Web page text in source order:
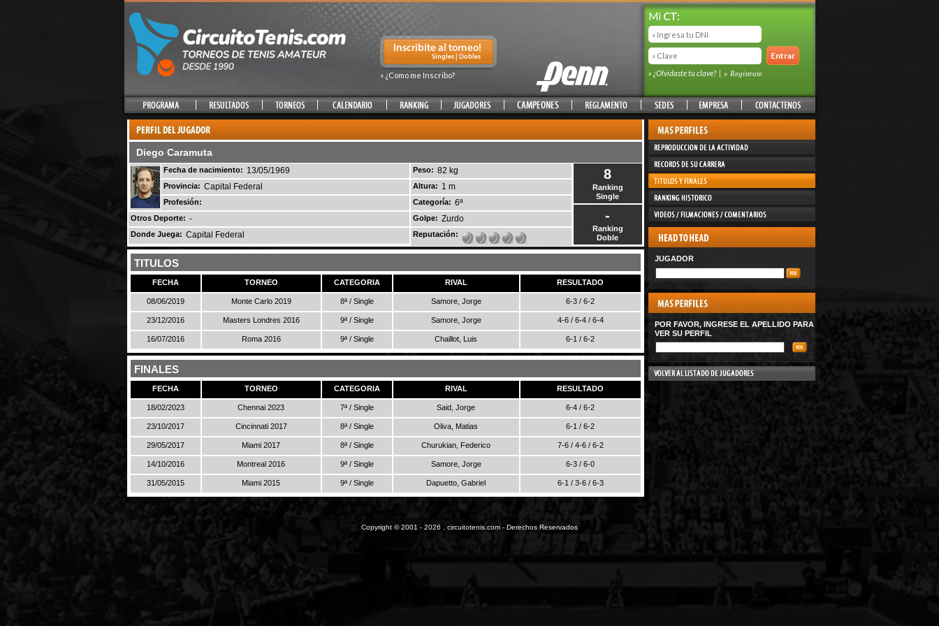
» ¿Como me Inscribo?
Mi CT:
» ¿Olvidaste tu clave? | » Registrate
Diego Caramuta
Fecha de nacimiento: 13/05/1969 Peso: 82 kg
Provincia: Capital Federal Altura: 1 m
Profesión: Categoría: 6ª
Otros Deporte: - Golpe: Zurdo
Donde Juega: Capital Federal Reputación:
8
Ranking
Single
-
Ranking
Doble
TITULOS
FECHA TORNEO CATEGORIA RIVAL RESULTADO
08/06/2019 Monte Carlo 2019 8ª / Single Samore, Jorge 6-3 / 6-2
23/12/2016 Masters Londres 2016 9ª / Single Samore, Jorge 4-6 / 6-4 / 6-4
16/07/2016 Roma 2016 9ª / Single Chaillot, Luis 6-1 / 6-2
FINALES
FECHA TORNEO CATEGORIA RIVAL RESULTADO
18/02/2023 Chennai 2023 7ª / Single Said, Jorge 6-4 / 6-2
23/10/2017 Cincinnati 2017 8ª / Single Oliva, Matias 6-1 / 6-2
29/05/2017 Miami 2017 8ª / Single Churukian, Federico 7-6 / 4-6 / 6-2
14/10/2016 Montreal 2016 9ª / Single Samore, Jorge 6-3 / 6-0
31/05/2015 Miami 2015 9ª / Single Dapuetto, Gabriel 6-1 / 3-6 / 6-3
JUGADOR
POR FAVOR, INGRESE EL APELLIDO PARA
VER SU PERFIL
Copyright © 2001 - 2026 . circuitotenis.com - Derechos Reservados